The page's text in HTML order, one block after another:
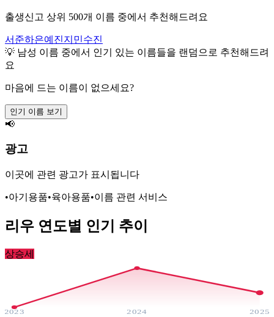
출생신고 상위 500개 이름 중에서 추천해드려요
서준하은예진지민수진
💡 남성 이름 중에서 인기 있는 이름들을 랜덤으로 추천해드려
요
마음에 드는 이름이 없으세요?
인기 이름 보기
📢
광고
이곳에 관련 광고가 표시됩니다
•아기용품•육아용품•이름 관련 서비스
리우 연도별 인기 추이
상승세
2023 2024 2025